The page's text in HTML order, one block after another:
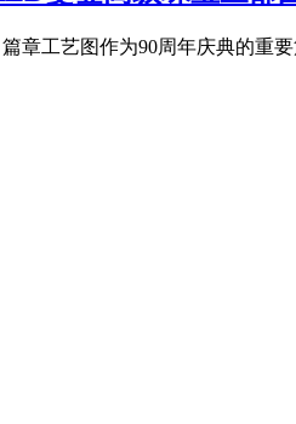
章工艺图作为90周年庆典的重